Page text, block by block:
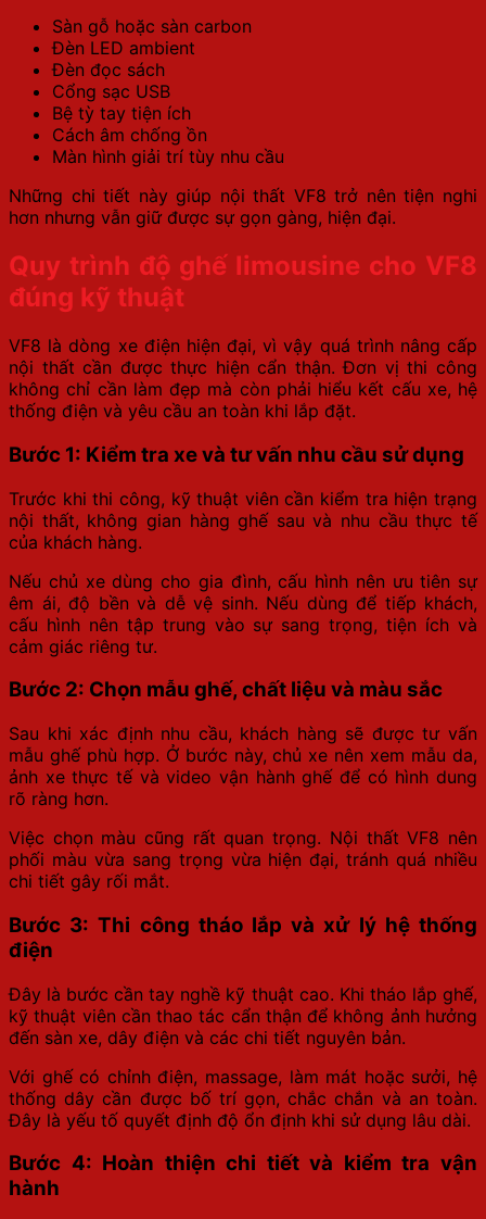
Sàn gỗ hoặc sàn carbon
Đèn LED ambient
Đèn đọc sách
Cổng sạc USB
Bệ tỳ tay tiện ích
Cách âm chống ồn
Màn hình giải trí tùy nhu cầu
Những chi tiết này giúp nội thất VF8 trở nên tiện nghi
hơn nhưng vẫn giữ được sự gọn gàng, hiện đại.
Quy trình độ ghế limousine cho VF8
đúng kỹ thuật
VF8 là dòng xe điện hiện đại, vì vậy quá trình nâng cấp
nội thất cần được thực hiện cẩn thận. Đơn vị thi công
không chỉ cần làm đẹp mà còn phải hiểu kết cấu xe, hệ
thống điện và yêu cầu an toàn khi lắp đặt.
Bước 1: Kiểm tra xe và tư vấn nhu cầu sử dụng
Trước khi thi công, kỹ thuật viên cần kiểm tra hiện trạng
nội thất, không gian hàng ghế sau và nhu cầu thực tế
của khách hàng.
Nếu chủ xe dùng cho gia đình, cấu hình nên ưu tiên sự
êm ái, độ bền và dễ vệ sinh. Nếu dùng để tiếp khách,
cấu hình nên tập trung vào sự sang trọng, tiện ích và
cảm giác riêng tư.
Bước 2: Chọn mẫu ghế, chất liệu và màu sắc
Sau khi xác định nhu cầu, khách hàng sẽ được tư vấn
mẫu ghế phù hợp. Ở bước này, chủ xe nên xem mẫu da,
ảnh xe thực tế và video vận hành ghế để có hình dung
rõ ràng hơn.
Việc chọn màu cũng rất quan trọng. Nội thất VF8 nên
phối màu vừa sang trọng vừa hiện đại, tránh quá nhiều
chi tiết gây rối mắt.
Bước 3: Thi công tháo lắp và xử lý hệ thống
điện
Đây là bước cần tay nghề kỹ thuật cao. Khi tháo lắp ghế,
kỹ thuật viên cần thao tác cẩn thận để không ảnh hưởng
đến sàn xe, dây điện và các chi tiết nguyên bản.
Với ghế có chỉnh điện, massage, làm mát hoặc sưởi, hệ
thống dây cần được bố trí gọn, chắc chắn và an toàn.
Đây là yếu tố quyết định độ ổn định khi sử dụng lâu dài.
Bước 4: Hoàn thiện chi tiết và kiểm tra vận
hành